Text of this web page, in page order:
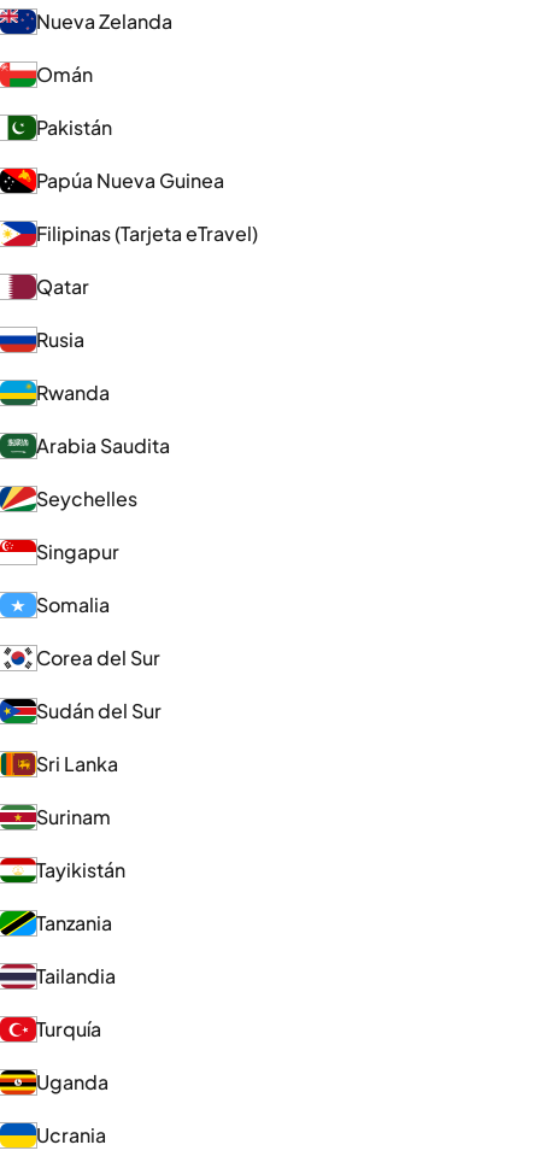
Nueva Zelanda
Omán
Pakistán
Papúa Nueva Guinea
Filipinas (Tarjeta eTravel)
Qatar
Rusia
Rwanda
Arabia Saudita
Seychelles
Singapur
Somalia
Corea del Sur
Sudán del Sur
Sri Lanka
Surinam
Tayikistán
Tanzania
Tailandia
Turquía
Uganda
Ucrania